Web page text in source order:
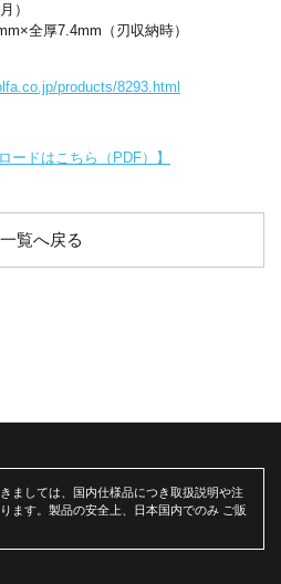
）
×全厚7.4mm （刃収納時）
products/8293.html
ードはこちら（PDF）】
一覧へ戻る
ましては、国内仕様品につき取扱説明や注
ます。製品の安全上、日本国内でのみ ご販